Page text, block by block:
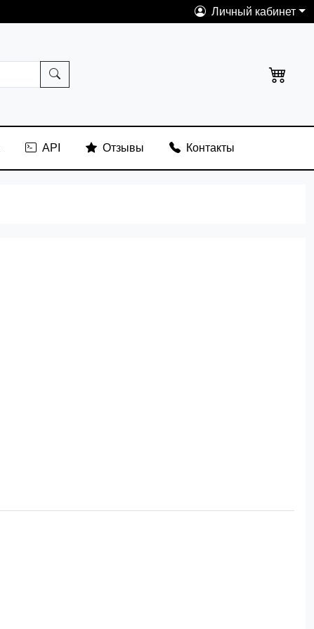
Личный кабинет
API Отзывы Контакты